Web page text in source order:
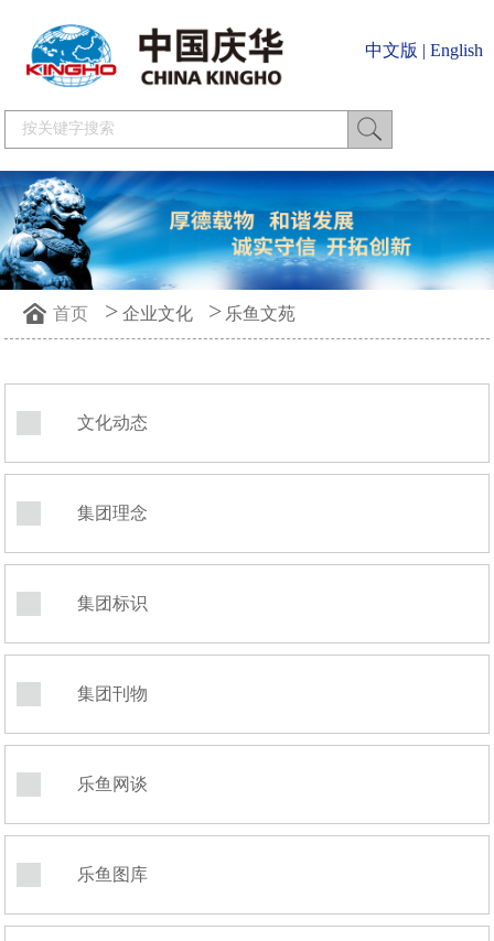
中文版 | English
首页 > 企业文化 > 乐鱼文苑
文化动态
集团理念
集团标识
集团刊物
乐鱼网谈
乐鱼图库